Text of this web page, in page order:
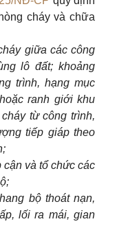
cháy và chữa
giữa các công
lô đất; khoảng
trình, hạng mục
ranh giới khu
từ công trình,
tiếp giáp theo
và tổ chức các
bộ thoát nạn,
lối ra mái, gian